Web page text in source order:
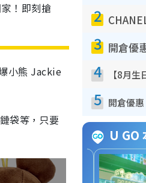
！即刻搶
小熊 Jackie
袋等，只要
2
3
4
5
U GO